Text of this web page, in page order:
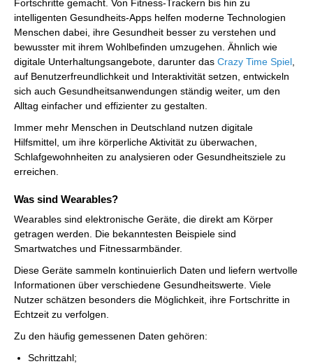
Fortschritte gemacht. Von Fitness-Trackern bis hin zu
intelligenten Gesundheits-Apps helfen moderne Technologien
Menschen dabei, ihre Gesundheit besser zu verstehen und
bewusster mit ihrem Wohlbefinden umzugehen. Ähnlich wie
digitale Unterhaltungsangebote, darunter das Crazy Time Spiel
auf Benutzerfreundlichkeit und Interaktivität setzen, entwickeln
sich auch Gesundheitsanwendungen ständig weiter, um den
Alltag einfacher und effizienter zu gestalten.
Immer mehr Menschen in Deutschland nutzen digitale
Hilfsmittel, um ihre körperliche Aktivität zu überwachen,
Schlafgewohnheiten zu analysieren oder Gesundheitsziele zu
erreichen.
Was sind Wearables?
Wearables sind elektronische Geräte, die direkt am Körper
getragen werden. Die bekanntesten Beispiele sind
Smartwatches und Fitnessarmbänder.
Diese Geräte sammeln kontinuierlich Daten und liefern wertvolle
Informationen über verschiedene Gesundheitswerte. Viele
Nutzer schätzen besonders die Möglichkeit, ihre Fortschritte in
Echtzeit zu verfolgen.
Zu den häufig gemessenen Daten gehören:
Schrittzahl;